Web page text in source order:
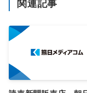
関連記事